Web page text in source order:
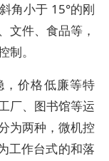
角小于 15°的刚
文件、食品等，
。
价格低廉等特
厂、图书馆等运
为两种，微机控
工作台式的和落